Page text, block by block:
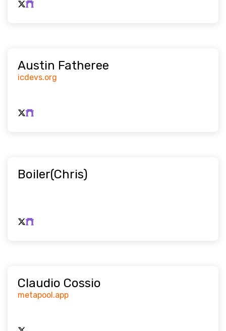
Austin Fatheree
icdevs.org
Boiler(Chris)
Claudio Cossio
metapool.app